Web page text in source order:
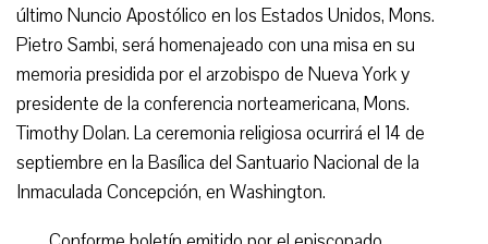
último Nuncio Apostólico en los Estados Unidos, Mons.
Pietro Sambi, será homenajeado con una misa en su
memoria presidida por el arzobispo de Nueva York y
presidente de la conferencia norteamericana, Mons.
Timothy Dolan. La ceremonia religiosa ocurrirá el 14 de
septiembre en la Basílica del Santuario Nacional de la
Inmaculada Concepción, en Washington.